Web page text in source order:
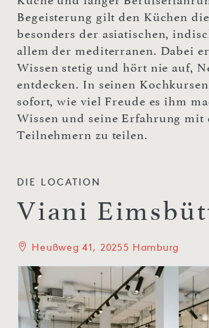
Begeisterung gilt den Küchen
besonders der asiatischen,
allem der mediterranen. Dabei
Wissen stetig und hört nie auf,
entdecken. In seinen
sofort, wie viel Freude es ihm
Wissen und seine Erfahrung mit
Teilnehmern zu teilen.
DIE LOCATION
Viani
Heußweg 41, 20255 Hamburg